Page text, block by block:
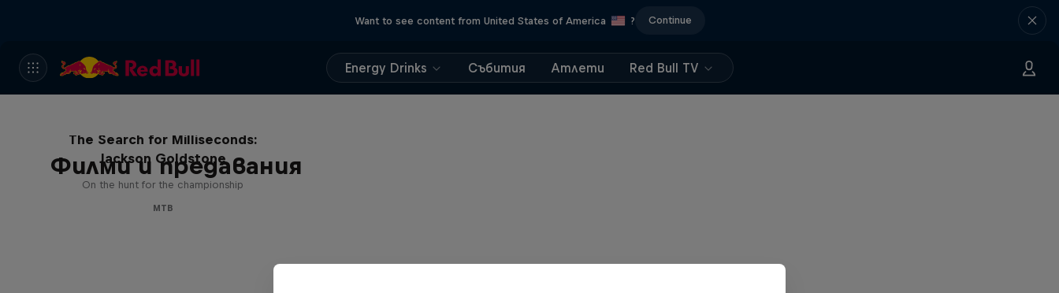
Want to see content from United States of America ? Continue
Energy Drinks Събития Атлети Red Bull TV
Филми и предавания
The Search for Milliseconds:
Jackson Goldstone
On the hunt for the championship
MTB